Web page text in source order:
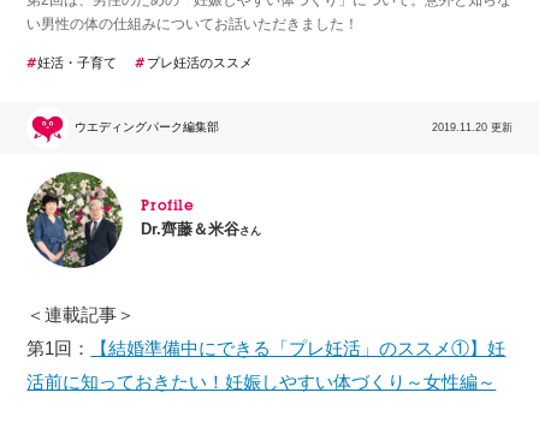
い男性の体の仕組みについてお話いただきました！
妊活・子育て プレ妊活のススメ
ウエディングパーク編集部 2019.11.20 更新
Profile
Dr.齊藤＆米谷さん
＜連載記事＞
第1回：
【結婚準備中にできる「プレ妊活」のススメ①】妊
活前に知っておきたい！妊娠しやすい体づくり～女性編～